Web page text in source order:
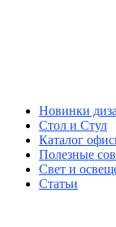
Новинки
Стол и Стул
Каталог
Полезные
Свет и
Статьи